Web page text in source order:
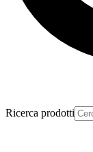
Ricerca prodotti